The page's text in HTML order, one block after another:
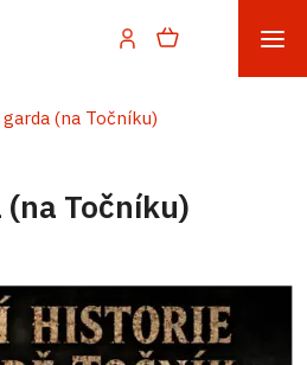
(na Točníku)
Točníku)